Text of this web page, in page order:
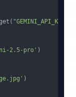
"GEMINI_API_KEY"
2.5-pro' )
)